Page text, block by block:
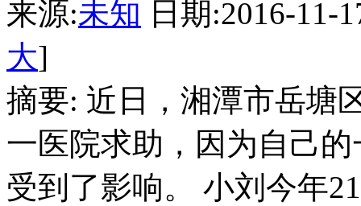
来源:未知 日期:2016-11-
大]
摘要: 近日，湘潭市岳塘
一医院求助，因为自己
受到了影响。 小刘今年